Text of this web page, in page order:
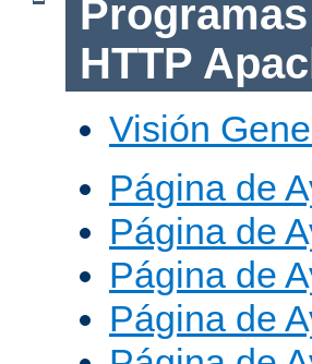
HTTP
Visión
Página de
Página de
Página de
Página de